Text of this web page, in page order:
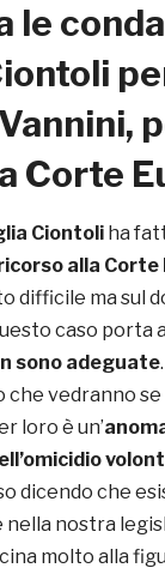
le
Corte
Ciontoli ha
alla Corte
difficile ma sul
caso porta
sono adeguate
vedranno
loro è un’
dicendo che
nostra
molto alla